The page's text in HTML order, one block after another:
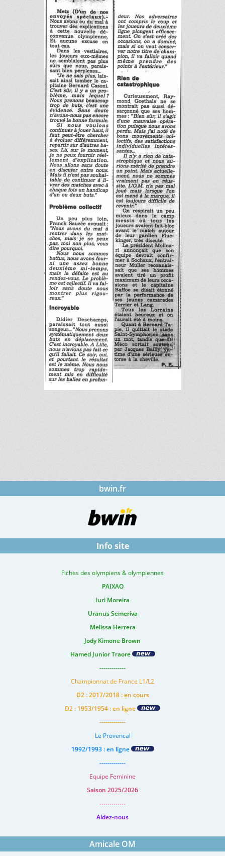
bwin.fr
Info site
Fiches des olympiens & olympiennes
PAIXAO
Iuri Moreira
Uranus Semeriva
Melissa Herrera
Jody Kimone Brown
Hamed Junior Traore
-------------
Championnat de France L1/L2
D2 : 2017/2018 : en cours
D2 : 1953/1954 : en ligne
-------------
Le Provencal
1992/1993 : en ligne
-------------
Equipe Feminine
Saison 2025/2026
-------------
Aidez-nous
Amicale OM